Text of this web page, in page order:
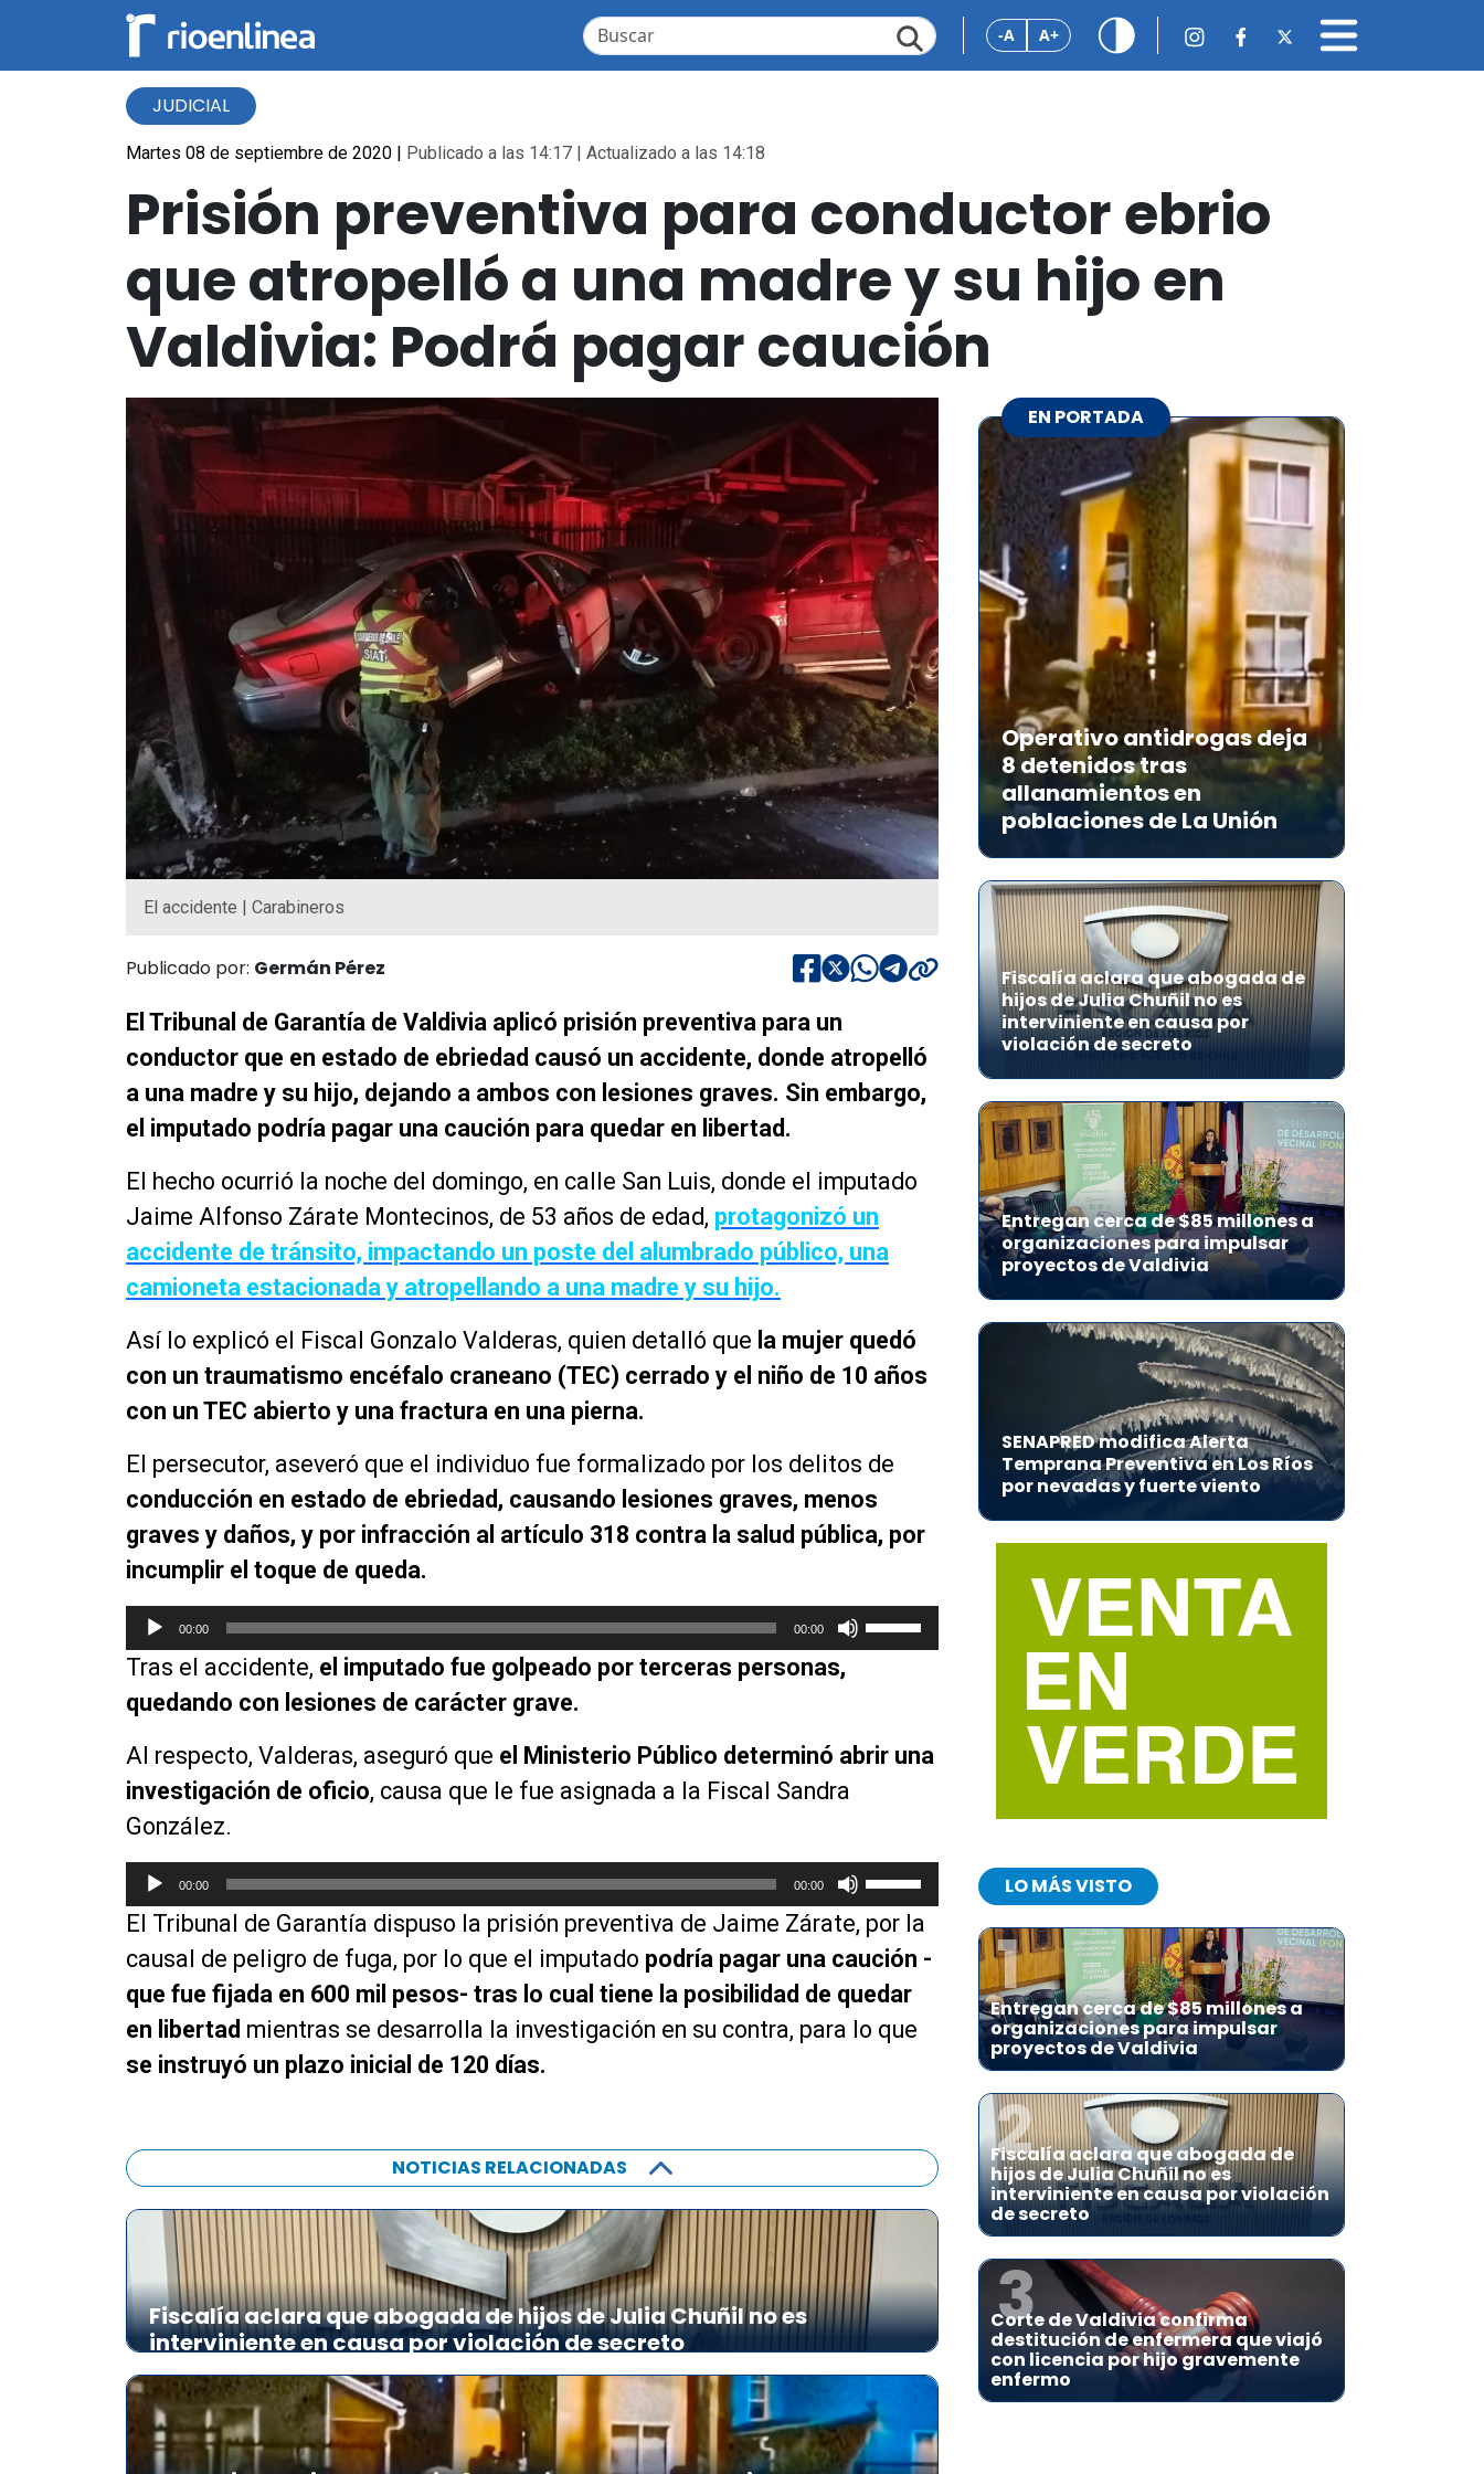
-A A+
JUDICIAL
Martes 08 de septiembre de 2020 | Publicado a las 14:17 | Actualizado a las 14:18
Prisión preventiva para conductor ebrio
que atropelló a una madre y su hijo en
Valdivia: Podrá pagar caución
El accidente | Carabineros
Publicado por: Germán Pérez
El Tribunal de Garantía de Valdivia aplicó prisión preventiva para un
conductor que en estado de ebriedad causó un accidente, donde atropelló
a una madre y su hijo, dejando a ambos con lesiones graves. Sin embargo,
el imputado podría pagar una caución para quedar en libertad.
El hecho ocurrió la noche del domingo, en calle San Luis, donde el imputado
Jaime Alfonso Zárate Montecinos, de 53 años de edad, protagonizó un
accidente de tránsito, impactando un poste del alumbrado público, una
camioneta estacionada y atropellando a una madre y su hijo.
Así lo explicó el Fiscal Gonzalo Valderas, quien detalló que la mujer quedó
con un traumatismo encéfalo craneano (TEC) cerrado y el niño de 10 años
con un TEC abierto y una fractura en una pierna.
El persecutor, aseveró que el individuo fue formalizado por los delitos de
conducción en estado de ebriedad, causando lesiones graves, menos
graves y daños, y por infracción al artículo 318 contra la salud pública, por
incumplir el toque de queda.
e
p
r
o
d
u
c
t
o
d
e
a
u
d
i
o
00:00 00:00
z
t
e
c
l
a
d
e
a
a
r
r
i
/
a
b
Tras el accidente, el imputado fue golpeado por terceras personas,
quedando con lesiones de carácter grave.
Al respecto, Valderas, aseguró que el Ministerio Público determinó abrir una
investigación de oficio, causa que le fue asignada a la Fiscal Sandra
González.
e
p
r
d
u
c
d
e
a
i
o
00:00 00:00
l
z
a
c
l
a
s
d
e
f
l
e
c
h
El Tribunal de Garantía dispuso la prisión preventiva de Jaime Zárate, por la
causal de peligro de fuga, por lo que el imputado podría pagar una caución -
que fue fijada en 600 mil pesos- tras lo cual tiene la posibilidad de quedar
en libertad mientras se desarrolla la investigación en su contra, para lo que
se instruyó un plazo inicial de 120 días.
NOTICIAS RELACIONADAS
Fiscalía aclara que abogada de hijos de Julia Chuñil no es
interviniente en causa por violación de secreto
EN PORTADA
Operativo antidrogas deja
8 detenidos tras
allanamientos en
poblaciones de La Unión
Fiscalía aclara que abogada de
hijos de Julia Chuñil no es
interviniente en causa por
violación de secreto
Entregan cerca de $85 millones a
organizaciones para impulsar
proyectos de Valdivia
SENAPRED modifica Alerta
Temprana Preventiva en Los Ríos
por nevadas y fuerte viento
LO MÁS VISTO
1
Entregan cerca de $85 millones a
organizaciones para impulsar
proyectos de Valdivia
2
Fiscalía aclara que abogada de
hijos de Julia Chuñil no es
interviniente en causa por violación
de secreto
3
Corte de Valdivia confirma
destitución de enfermera que viajó
con licencia por hijo gravemente
enfermo